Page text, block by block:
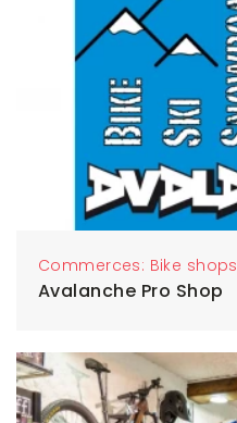
Commerces: Bike shops
Avalanche Pro Shop